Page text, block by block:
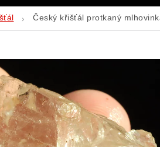
Český křišťál protkaný